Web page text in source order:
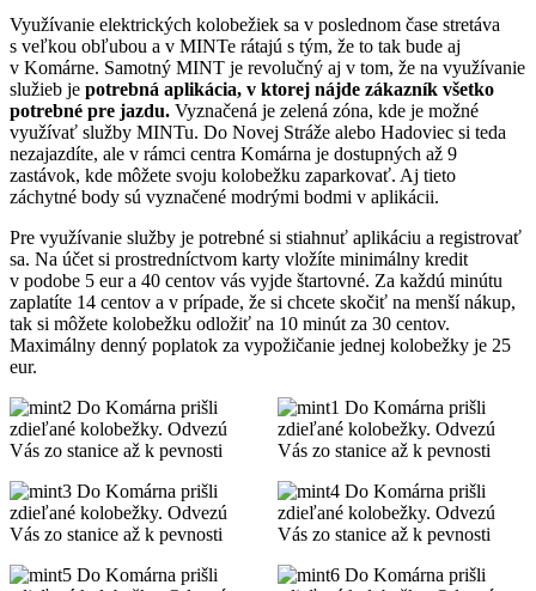
Využívanie elektrických kolobežiek sa v poslednom čase stretáva
s veľkou obľubou a v MINTe rátajú s tým, že to tak bude aj
v Komárne. Samotný MINT je revolučný aj v tom, že na využívanie
služieb je potrebná aplikácia, v ktorej nájde zákazník všetko
potrebné pre jazdu. Vyznačená je zelená zóna, kde je možné
využívať služby MINTu. Do Novej Stráže alebo Hadoviec si teda
nezajazdíte, ale v rámci centra Komárna je dostupných až 9
zastávok, kde môžete svoju kolobežku zaparkovať. Aj tieto
záchytné body sú vyznačené modrými bodmi v aplikácii.
Pre využívanie služby je potrebné si stiahnuť aplikáciu a registrovať
sa. Na účet si prostredníctvom karty vložíte minimálny kredit
v podobe 5 eur a 40 centov vás vyjde štartovné. Za každú minútu
zaplatíte 14 centov a v prípade, že si chcete skočiť na menší nákup,
tak si môžete kolobežku odložiť na 10 minút za 30 centov.
Maximálny denný poplatok za vypožičanie jednej kolobežky je 25
eur.